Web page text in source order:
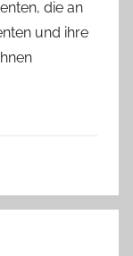
die an
und ihre